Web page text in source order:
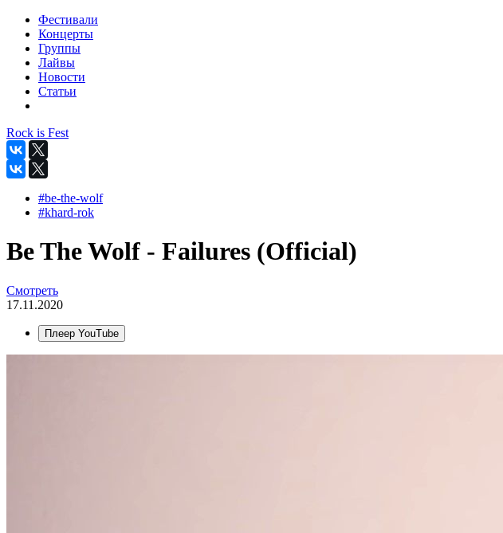
Фестивали
Концерты
Группы
Лайвы
Новости
Статьи
Rock is Fest
#be-the-wolf
#khard-rok
Be The Wolf - Failures (Official)
Смотреть
17.11.2020
Плеер YouTube